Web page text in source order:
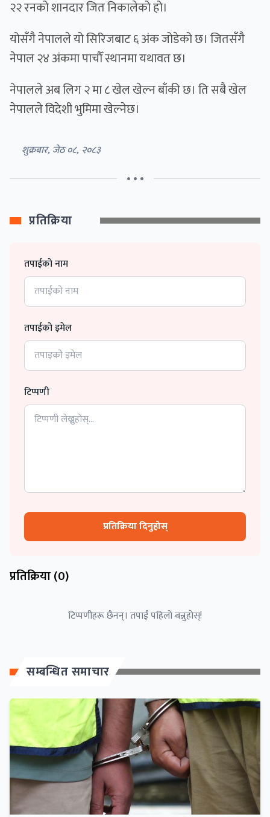
२२ रनको शानदार जित निकालेको हो।
योसँगै नेपालले यो सिरिजबाट ६ अंक जोडेको छ। जितसँगै
नेपाल २४ अंकमा पाचौँ स्थानमा यथावत छ।
नेपालले अब लिग २ मा ८ खेल खेल्न बाँकी छ। ति सबै खेल
नेपालले विदेशी भुमिमा खेल्नेछ।
शुक्रबार, जेठ ०८, २०८३
• • •
प्रतिक्रिया
तपाईको नाम
तपाईको इमेल
टिप्पणी
प्रतिक्रिया दिनुहोस्
प्रतिक्रिया (0)
टिप्पणीहरू छैनन्। तपाईं पहिलो बन्नुहोस्!
सम्बन्धित समाचार